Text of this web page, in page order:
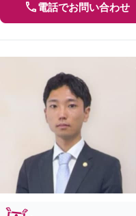
電話でお問い合わせ